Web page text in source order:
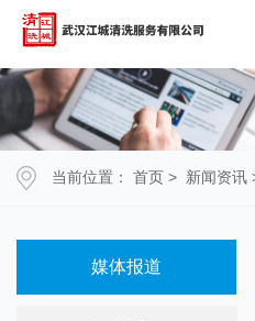
当前位置： 首页 > 新闻资讯
媒体报道